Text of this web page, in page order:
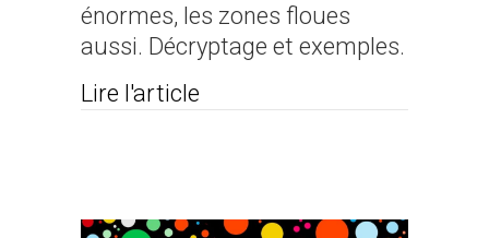
énormes, les zones floues
aussi. Décryptage et exemples.
Lire l'article